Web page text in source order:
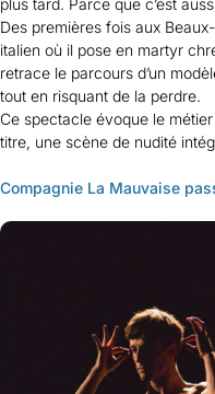
plus tard. Parce que c’est
Des premières fois aux
italien où il pose en martyr
retrace le parcours d’un
tout en risquant de la perdre.
Ce spectacle évoque le
titre, une scène de nudité
Compagnie La Mauvaise